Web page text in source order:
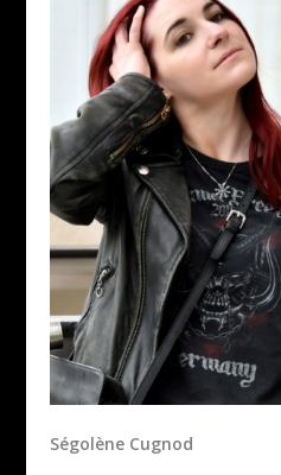
Ségolène Cugnod